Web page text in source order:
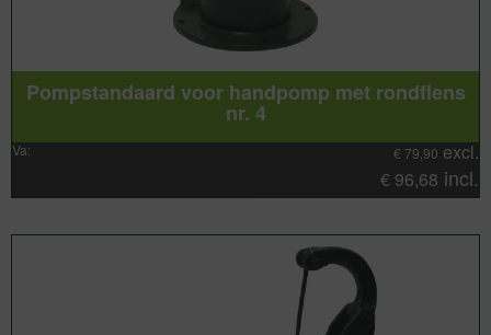
Pompstandaard voor handpomp met rondflens
nr. 4
Va: € 79,90 excl.
€ 96,68 incl.